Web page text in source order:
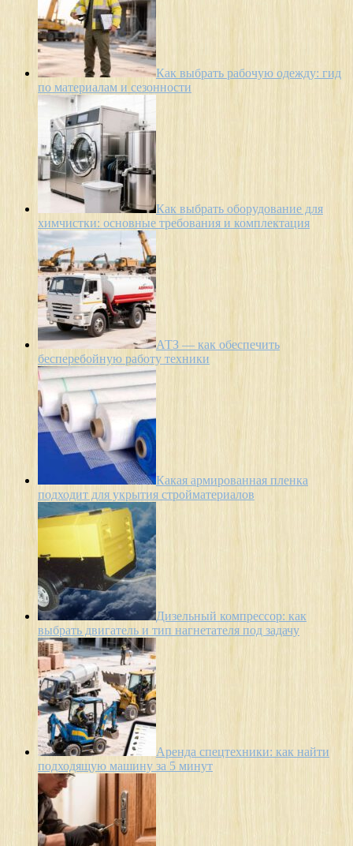
Как выбрать рабочую одежду: гид
по материалам и сезонности
Как выбрать оборудование для
химчистки: основные требования и комплектация
АТЗ — как обеспечить
бесперебойную работу техники
Какая армированная пленка
подходит для укрытия стройматериалов
Дизельный компрессор: как
выбрать двигатель и тип нагнетателя под задачу
Аренда спецтехники: как найти
подходящую машину за 5 минут